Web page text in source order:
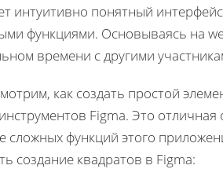
интуитивно понятный
функциями. Основываясь на
времени с другими
как создать простой
Figma. Это отличная
сложных функций этого
создание квадратов в Figma: